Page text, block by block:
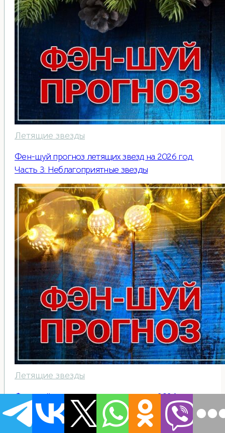
Летящие звезды
Фен-шуй прогноз летящих звезд на 2026 год.
Часть 3: Неблагоприятные звезды
Летящие звезды
Фен-шуй прогноз летящих звезд на 2026 год.
Часть 2: Благоприятные звезды